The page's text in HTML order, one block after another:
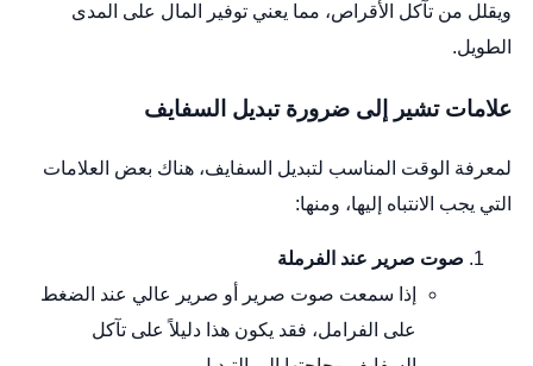
ويقلل من تآكل الأقراص، مما يعني توفير المال على المدى
الطويل.
علامات تشير إلى ضرورة تبديل السفايف
لمعرفة الوقت المناسب لتبديل السفايف، هناك بعض العلامات
التي يجب الانتباه إليها، ومنها:
صوت صرير عند الفرملة
إذا سمعت صوت صرير أو صرير عالي عند الضغط
على الفرامل، فقد يكون هذا دليلاً على تآكل